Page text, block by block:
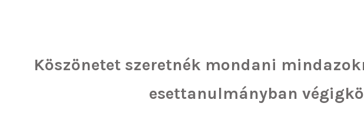
Köszönetet szeretnék mondani
esettanulmányban